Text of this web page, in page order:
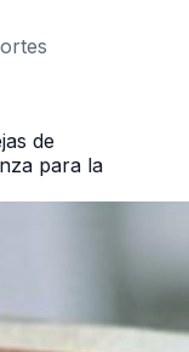
de
para la